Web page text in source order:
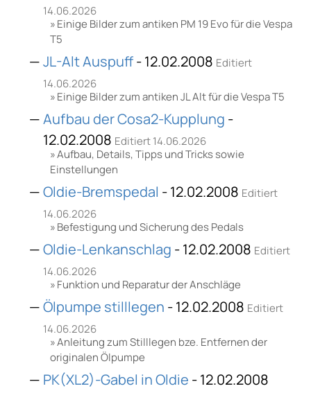
14.06.2026
Einige Bilder zum antiken PM 19 Evo für die Vespa
T5
JL-Alt Auspuff- 12.02.2008 Editiert
14.06.2026
Einige Bilder zum antiken JL Alt für die Vespa T5
Aufbau der Cosa2-Kupplung -
12.02.2008 Editiert 14.06.2026
Aufbau, Details, Tipps und Tricks sowie
Einstellungen
Oldie-Bremspedal - 12.02.2008 Editiert
14.06.2026
Befestigung und Sicherung des Pedals
Oldie-Lenkanschlag - 12.02.2008 Editiert
14.06.2026
Funktion und Reparatur der Anschläge
Ölpumpe stilllegen - 12.02.2008 Editiert
14.06.2026
Anleitung zum Stilllegen bze. Entfernen der
originalen Ölpumpe
PK(XL2)-Gabel in Oldie - 12.02.2008